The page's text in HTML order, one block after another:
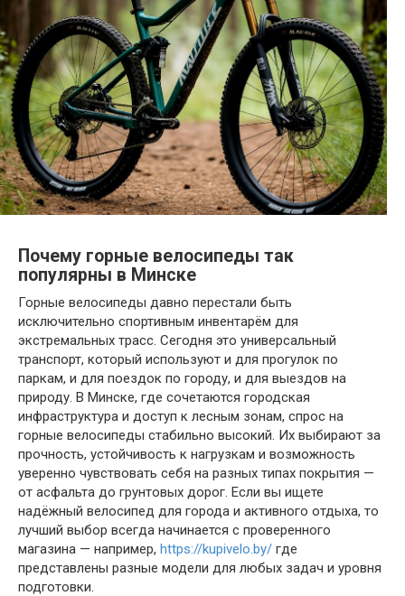
Почему горные велосипеды так
популярны в Минске
Горные велосипеды давно перестали быть
исключительно спортивным инвентарём для
экстремальных трасс. Сегодня это универсальный
транспорт, который используют и для прогулок по
паркам, и для поездок по городу, и для выездов на
природу. В Минске, где сочетаются городская
инфраструктура и доступ к лесным зонам, спрос на
горные велосипеды стабильно высокий. Их выбирают за
прочность, устойчивость к нагрузкам и возможность
уверенно чувствовать себя на разных типах покрытия —
от асфальта до грунтовых дорог. Если вы ищете
надёжный велосипед для города и активного отдыха, то
лучший выбор всегда начинается с проверенного
магазина — например, https://kupivelo.by/ где
представлены разные модели для любых задач и уровня
подготовки.